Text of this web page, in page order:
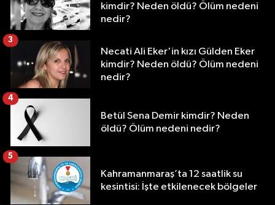
kimdir? Neden öldü? Ölüm nedeni
nedir?
Necati Ali Eker'in kızı Gülden Eker
kimdir? Neden öldü? Ölüm nedeni
nedir?
3
Betül Sena Demir kimdir? Neden
öldü? Ölüm nedeni nedir?
4
Kahramanmaraş’ta 12 saatlik su
kesintisi: İşte etkilenecek bölgeler
5